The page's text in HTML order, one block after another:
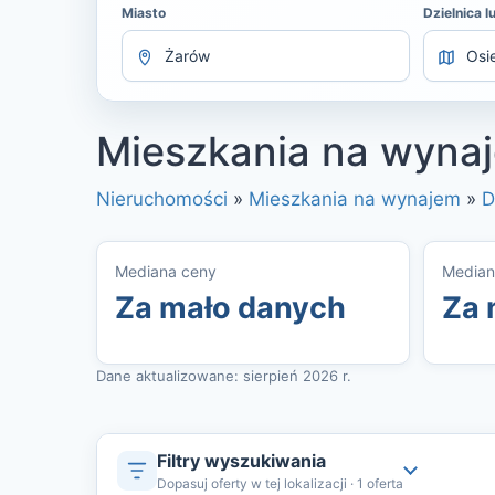
Miasto Dzielnica
Mieszkania na
Nieruchomości » Mieszkania na wynajem »
Mediana ceny
Za mało danych Za
Dane aktualizowane: sierpień 2026 r.
Filtry wyszukiwania
Dopasuj oferty w tej lokalizacji · 1 oferta